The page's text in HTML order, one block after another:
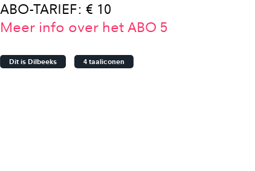
ABO-TARIEF: € 10
Meer info over het ABO 5
Dit is Dilbeeks 4 taaliconen